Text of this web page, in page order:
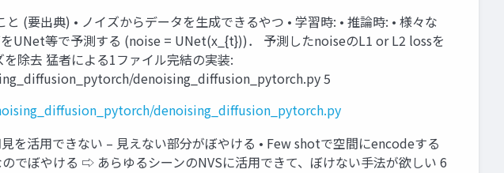
要出典) • ノイズからデータを生成できるやつ • 学習時: • 推論時: • 様々な
UNet等で予測する (noise = UNet(x_{t}))． 予測したnoiseのL1 or L2 lossを
除去 猛者による1ファイル完結の実装:
denoising_diffusion_pytorch.py 5
denoising_diffusion_pytorch.py
を活用できない – 見えない部分がぼやける • Few shotで空間にencodeする
でぼやける ⇨ あらゆるシーンのNVSに活用できて、ぼけない手法が欲しい 6